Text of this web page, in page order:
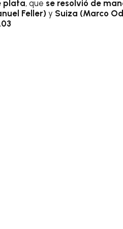
plata, que se resolvió de
Feller) y Suiza (Marco